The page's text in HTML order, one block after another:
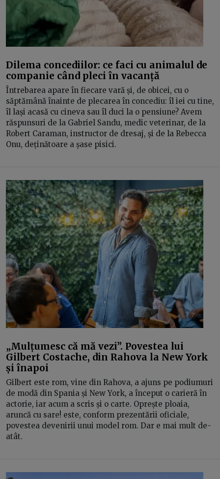
Dilema concediilor: ce faci cu animalul de
companie când pleci în vacanță
Întrebarea apare în fiecare vară și, de obicei, cu o
săptămână înainte de plecarea în concediu: îl iei cu tine,
îl lași acasă cu cineva sau îl duci la o pensiune? Avem
răspunsuri de la Gabriel Sandu, medic veterinar, de la
Robert Caraman, instructor de dresaj, și de la Rebecca
Onu, deținătoare a șase pisici.
„Mulțumesc că mă vezi”. Povestea lui
Gilbert Costache, din Rahova la New York
și înapoi
Gilbert este rom, vine din Rahova, a ajuns pe podiumuri
de modă din Spania și New York, a început o carieră în
actorie, iar acum a scris și o carte. Oprește ploaia,
aruncă cu sare! este, conform prezentării oficiale,
povestea devenirii unui model rom. Dar e mai mult de-
atât.